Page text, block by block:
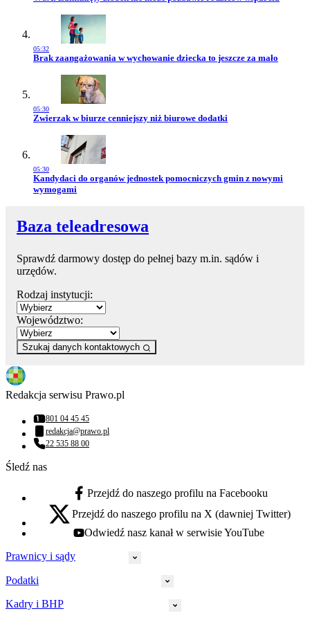
05:32
Przejdź do artykułu:
Brak zaangażowania w wychowanie dziecka to jeszcze za mało
05:30
Przejdź do artykułu:
Zwierzak w biurze cenniejszy niż biurowe dodatki
05:30
Przejdź do artykułu:
Kandydaci do organów jednostek pomocniczych gmin z nowymi
wymogami
Baza teleadresowa
Sprawdź darmowy dostęp do pełnej bazy m.in. sądów i
urzędów.
Rodzaj instytucji:
Województwo:
Szukaj danych kontaktowych
Redakcja serwisu Prawo.pl
Numer telefonu:
801 04 45 45
Adres email:
redakcja@prawo.pl
Numer telefonu:
22 535 88 00
Śledź nas
facebook - otwiera się w nowej karcie
Przejdź do naszego profilu na Facebooku
x - otwiera się w nowej karcie
Przejdź do naszego profilu na X (dawniej Twitter)
youtube - otwiera się w nowej karcie
Odwiedź nasz kanał w serwisie YouTube
Prawnicy i sądy
Prawnicy
Podatki
Kadry i BHP